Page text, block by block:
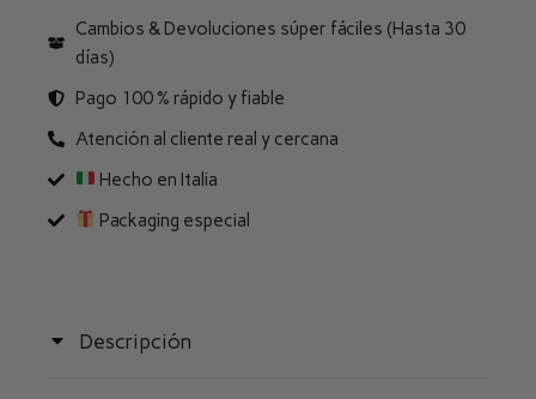
Cambios & Devoluciones súper fáciles (Hasta 30
días)
Pago 100 % rápido y fiable
Atención al cliente real y cercana
Hecho en Italia
Packaging especial
Descripción